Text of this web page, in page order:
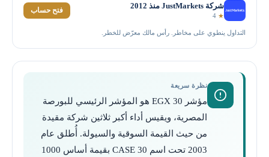
شركة JustMarkets منذ 2012
★
فتح حساب
التداول ينطوي على مخاطر. رأس مالك معرّض للخطر.
نظرة سريعة
مؤشر EGX 30 هو المؤشر الرئيسي للبورصة
المصرية، ويقيس أداء أكبر ثلاثين شركة مقيدة
من حيث القيمة السوقية والسيولة. أُطلق عام
2003 تحت اسم CASE 30 بقيمة أساس 1000